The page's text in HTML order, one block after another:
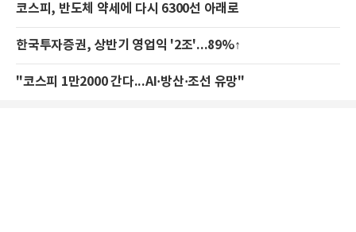
코스피, 반도체 약세에 다시 6300선 아래로
한국투자증권, 상반기 영업익 '2조'...89%↑
"코스피 1만2000 간다...AI·방산·조선 유망"